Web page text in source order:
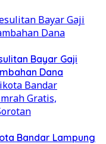
Bayar Gaji
Dana
Bandar Lampung